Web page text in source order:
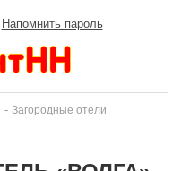
Напомнить пароль
- Загородные отели